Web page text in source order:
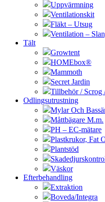
Uppvärmning
Ventilationskit
Fläkt – Utsug
Ventilation –
Tält
Growtent
HOMEbox®
Mammoth
Secret Jardin
Tillbehör / Scrog
Odlingsutrustning
Mylar Och
Måttbägare M.m.
PH – EC-mätare
Plastkrukor, Fat
Plantstöd
Väskor
Efterbehandling
Extraktion
Boveda/Integra